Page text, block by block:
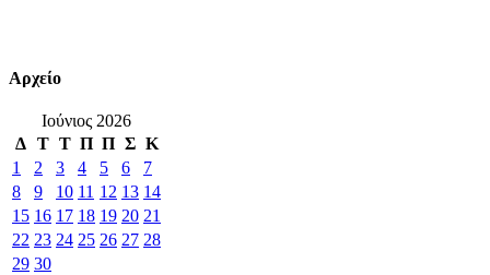
Αρχείο
Ιούνιος 2026
Δ Τ Τ Π Π Σ Κ
1
2 3 4 5 6
7
8
9 10 11 12 13 14
15 16 17 18 19 20 21
22 23 24 25 26 27 28
29 30